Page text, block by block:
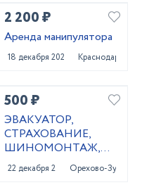
2 200 ₽
Аренда манипулятора
18 декабря 2022 Краснодар
500 ₽
ЭВАКУАТОР,
СТРАХОВАНИЕ,
ШИНОМОНТАЖ,
ОФОРМЛЕНИЕ
КУПЛИ-ПРОДАЖИ,
22 декабря 2020 Орехово-Зуево